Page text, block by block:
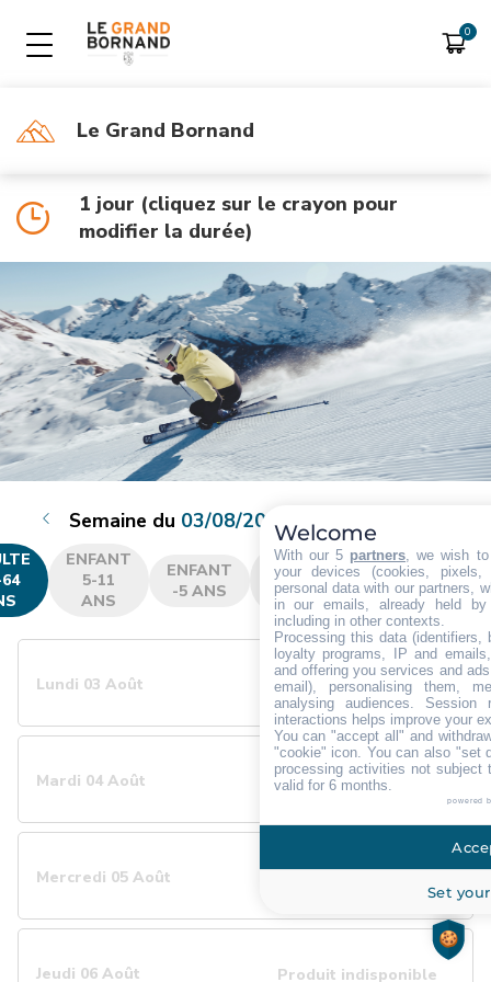
Le Grand Bornand
1 jour (cliquez sur le crayon pour
modifier la durée)
Semaine du 03/08/2026 au 09/08/2026
ENFANT
5-11
ANS
ENFANT
-5 ANS
JEUNE
12-25
ANS
SENIOR
de 65 à
74 ans
75
Lundi 03 Août Produit indisponible
Mardi 04 Août Produit indisponible
Mercredi 05 Août
Jeudi 06 Août Produit indisponible
LIB SKI EN TÉLÉPÉAGE
FORFAITS SAISON
Forfait saison Handiski
Welcome
With our 5 partners , we wish
your devices (cookies,
personal data with our partners,
in our emails, already held
including in other contexts.
Processing this data (identifiers,
loyalty programs, IP and
and offering you services and
email), personalising them,
analysing audiences.
interactions helps improve your
You can "accept all" and
"cookie" icon . You can also "set
processing activities not subject
valid for 6 months.
powered
Set